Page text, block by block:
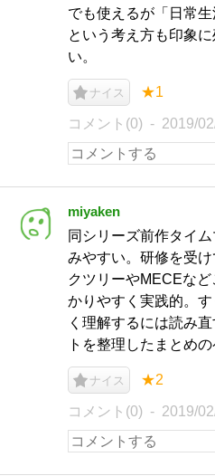
でも使えるが「日常生
という考え方も印象
い。
ナイス ★1
コメント(0) 2019/
miyaken
同シリーズ前作タイ
みやすい。研修を受
クツリーやMECEな
かりやすく実践的。
く理解するには読み
トを整理したまとめ
ナイス ★2
コメント(0) 2019/